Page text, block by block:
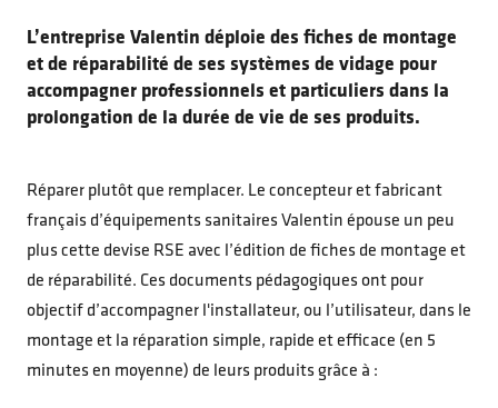
L’entreprise Valentin déploie des fiches de montage
et de réparabilité de ses systèmes de vidage pour
accompagner professionnels et particuliers dans la
prolongation de la durée de vie de ses produits.
Réparer plutôt que remplacer. Le concepteur et fabricant
français d’équipements sanitaires Valentin épouse un peu
plus cette devise RSE avec l’édition de fiches de montage et
de réparabilité. Ces documents pédagogiques ont pour
objectif d’accompagner l'installateur, ou l’utilisateur, dans le
montage et la réparation simple, rapide et efficace (en 5
minutes en moyenne) de leurs produits grâce à :